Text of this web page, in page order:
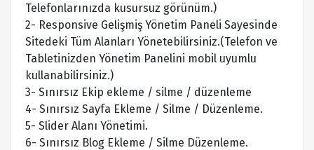
Telefonlarınızda kusursuz görünüm.)
2- Responsive Gelişmiş Yönetim Paneli Sayesinde
Sitedeki Tüm Alanları Yönetebilirsiniz.(Telefon ve
Tabletinizden Yönetim Panelini mobil uyumlu
kullanabilirsiniz.)
3- Sınırsız Ekip ekleme / silme / düzenleme
4- Sınırsız Sayfa Ekleme / Silme / Düzenleme.
5- Slider Alanı Yönetimi.
6- Sınırsız Blog Ekleme / Silme Düzenleme.